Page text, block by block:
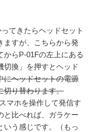
てきたらヘッドセット
ますが、こちらから発
らP-01Fの左上にある
切換」を押すとヘッド
にヘッドセットの電源
切り替わります。
マホを操作して発信す
と比べれば、ガラケー
いう感じです。（もっ